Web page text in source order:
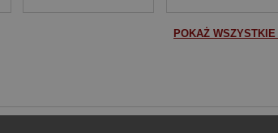
POKAŻ WSZYSTKIE